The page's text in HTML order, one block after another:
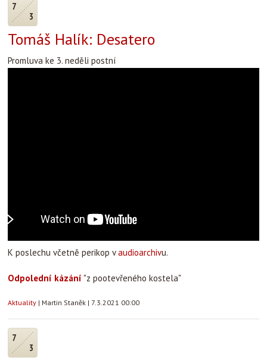
7
3
Tomáš Halík: Desatero
Promluva ke 3. neděli postní
K poslechu včetně perikop vaudioarchivu.
Odpolední kázání "z pootevřeného kostela"
Aktuality | Martin Staněk | 7.3.2021 00:00
7
3